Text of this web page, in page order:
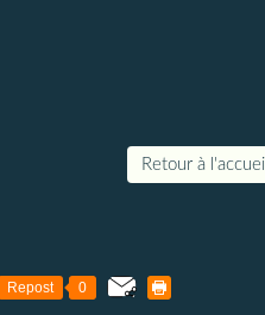
Retour à l'accueil
Repost 0